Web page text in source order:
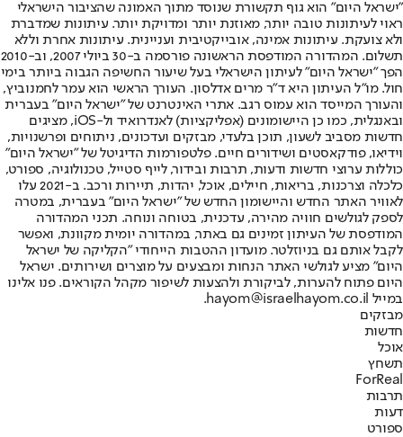
"ישראל היום" הוא גוף תקשורת שנוסד מתוך האמונה שהציבור הישראלי
ראוי לעיתונות טובה יותר, מאוזנת יותר ומדויקת יותר. עיתונות שמדברת
ולא צועקת. עיתונות אמינה, אובייקטיבית ועניינית. עיתונות אחרת וללא
תשלום. המהדורה המודפסת הראשונה פורסמה ב-30 ביולי 2007, וב-2010
הפך "ישראל היום" לעיתון הישראלי בעל שיעור החשיפה הגבוה ביותר בימי
חול. מו"ל העיתון היא ד"ר מרים אדלסון. העורך הראשי הוא עמר לחמנוביץ,
והעורך המייסד הוא עמוס רגב. אתרי האינטרנט של "ישראל היום" בעברית
ובאנגלית, כמו כן היישומונים (אפליקציות) לאנדרואיד ול-iOS, מציגים
חדשות מסביב לשעון, תוכן בלעדי, מבזקים ועדכונים, ניתוחים ופרשנויות,
וידיאו, פודקאסטים ושידורים חיים. פלטפורמות הדיגיטל של "ישראל היום"
כוללות ערוצי חדשות ודעות, תרבות ובידור, לייף סטייל, טכנולוגיה, ספורט,
כלכלה וצרכנות, בריאות, חיילים, אוכל, יהדות, תיירות ורכב. ב-2021 עלו
לאוויר האתר החדש והיישומון החדש של "ישראל היום" בעברית, במטרה
לספק לגולשים חוויה מהירה, עדכנית, בטוחה ונוחה. תכני המהדורה
המודפסת של העיתון זמינים גם באתר, במהדורה יומית מקוונת, ואפשר
לקבל אותם גם בניוזלטר. מועדון ההטבות הייחודי "הקליקה של ישראל
היום" מציע לגולשי האתר הנחות ומבצעים על מוצרים ושירותים. ישראל
היום פתוח להערות, לביקורת ולהצעות לשיפור מקהל הקוראים. פנו אלינו
במייל hayom@israelhayom.co.il.
מבזקים
חדשות
אוכל
תשחץ
ForReal
תרבות
דעות
ספורט